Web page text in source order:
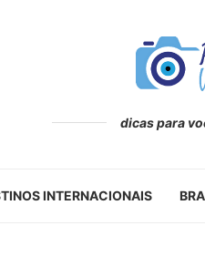
dicas para
INTERNACIONAIS